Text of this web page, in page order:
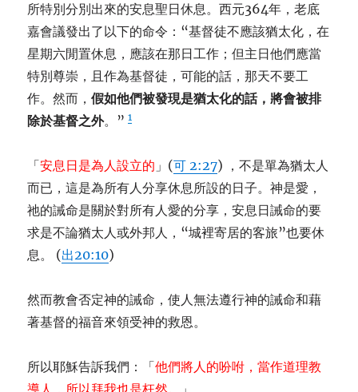
所特別分別出來的安息聖日休息。西元364年，老底
嘉會議發出了以下的命令：“基督徒不應該猶太化，在
星期六閒置休息，應該在那日工作；但主日他們應當
特別尊崇，且作為基督徒，可能的話，那天不要工
作。然而，假如他們被發現是猶太化的話，將會被排
除於基督之外。”1
「安息日是為人設立的 」(可 2:27) ，不是單為猶太人
而已，這是為所有人分享休息所設的日子。神是愛，
祂的誡命是關於對所有人愛的分享，安息日誡命的要
求是不論猶太人或外邦人，“城裡寄居的客旅”也要休
息。 (出20:10)
然而教會否定神的誡命，使人無法遵行神的誡命和藉
著基督的福音來領受神的救恩。
所以耶穌告訴我們：「他們將人的吩咐，當作道理教